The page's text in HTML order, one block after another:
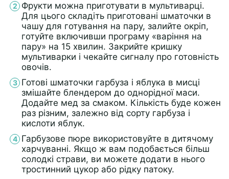
Фрукти можна приготувати в мультиварці.
Для цього складіть приготовані шматочки в
чашу для готування на пару, залийте окріп,
готуйте включивши програму «варіння на
пару» на 15 хвилин. Закрийте кришку
мультиварки і чекайте сигналу про готовність
овочів.
Готові шматочки гарбуза і яблука в мисці
змішайте блендером до однорідної маси.
Додайте мед за смаком. Кількість буде кожен
раз різним, залежно від сорту гарбуза і
кислоти яблук.
Гарбузове пюре використовуйте в дитячому
харчуванні. Якщо ж вам подобається більш
солодкі страви, ви можете додати в нього
тростинний цукор або рідку патоку.